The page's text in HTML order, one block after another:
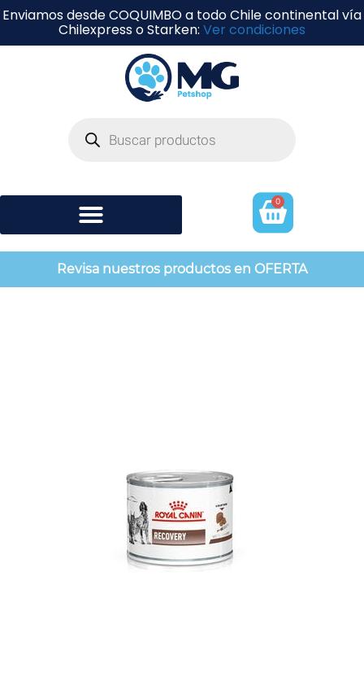
Enviamos desde COQUIMBO a todo Chile continental vía
Chilexpress o Starken: Ver condiciones
0
Revisa nuestros productos en OFERTA